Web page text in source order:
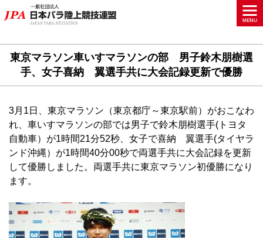
東京マラソン車いすマラソンの部 男子鈴木朋樹選
手、女子喜納 翼選手共に大会記録更新で優勝
3月1日、東京マラソン（東京都庁～東京駅前）がおこなわ
れ、車いすマラソンの部では男子で鈴木朋樹選手(トヨタ
自動車）が1時間21分52秒、女子で喜納 翼選手(タイヤラ
ンド沖縄）が1時間40分00秒で両選手共に大会記録を更新
して優勝しました。両選手共に東京マラソン初優勝になり
ます。